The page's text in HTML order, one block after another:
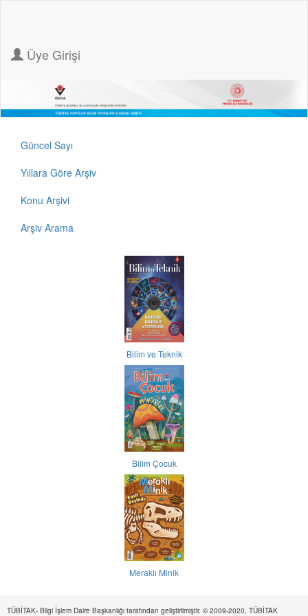
Üye Girişi
Güncel Sayı
Yıllara Göre Arşiv
Konu Arşivi
Arşiv Arama
Bilim ve Teknik
Bilim Çocuk
Meraklı Minik
TÜBİTAK- Bilgi İşlem Daire Başkanlığı tarafından geliştirilmiştir. © 2009-2020, TÜBİTAK